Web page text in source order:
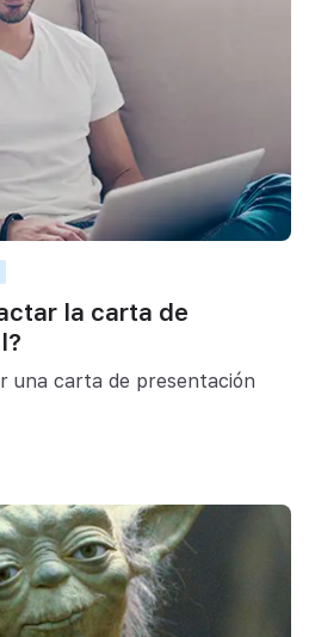
la carta de
una carta de presentación